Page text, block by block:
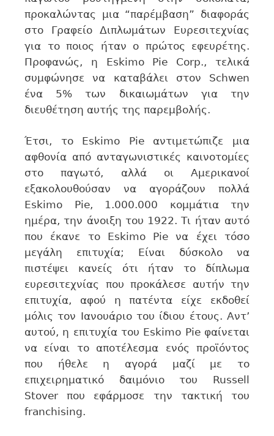
προκαλώντας μια “παρέμβαση” διαφοράς
στο Γραφείο Διπλωμάτων Ευρεσιτεχνίας
για το ποιος ήταν ο πρώτος εφευρέτης.
Προφανώς, η Eskimo Pie Corp., τελικά
συμφώνησε να καταβάλει στον Schwen
ένα 5% των δικαιωμάτων για την
διευθέτηση αυτής της παρεμβολής.
Έτσι, το Eskimo Pie αντιμετώπιζε μια
αφθονία από ανταγωνιστικές καινοτομίες
στο παγωτό, αλλά οι Αμερικανοί
εξακολουθούσαν να αγοράζουν πολλά
Eskimo Pie, 1.000.000 κομμάτια την
ημέρα, την άνοιξη του 1922. Τι ήταν αυτό
που έκανε το Eskimo Pie να έχει τόσο
μεγάλη επιτυχία; Είναι δύσκολο να
πιστέψει κανείς ότι ήταν το δίπλωμα
ευρεσιτεχνίας που προκάλεσε αυτήν την
επιτυχία, αφού η πατέντα είχε εκδοθεί
μόλις τον Ιανουάριο του ίδιου έτους. Αντ’
αυτού, η επιτυχία του Eskimo Pie φαίνεται
να είναι το αποτέλεσμα ενός προϊόντος
που ήθελε η αγορά μαζί με το
επιχειρηματικό δαιμόνιο του Russell
Stover που εφάρμοσε την τακτική του
franchising.